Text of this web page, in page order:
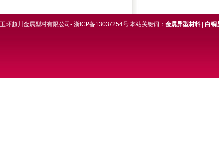
玉环超川金属型材有限公司- 浙ICP备13037254号 本站关键词： 金属异型材料 白铜